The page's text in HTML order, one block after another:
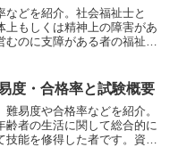
どを紹介。社会福祉士と
上もしくは精神上の障害があ
むのに支障がある者の福祉に
度・合格率と試験概要
易度や合格率などを紹介。
齢者の生活に関して総合的に
能を修得した者です。資格